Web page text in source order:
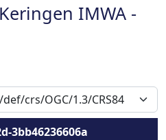
IMWA -
3bb46236606a